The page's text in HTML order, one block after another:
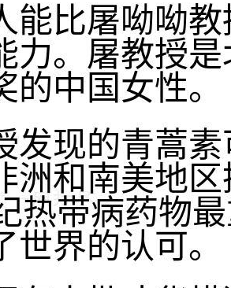
能比屠呦呦
力。屠教授
的中国女性。
发现的青蒿
洲和南美地
热带病药物
世界的认可。